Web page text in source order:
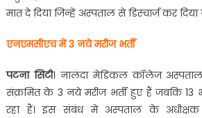
मात दे दिया जिन्हें अस्पताल से डिस्चार्ज कर दिया
एनएमसीएच में 3 नये मरीज भर्ती
पटना सिटी। नालंदा मेडिकल कॉलेज
संक्रमित के 3 नये मरीज भर्ती हुए हैं जबकि 13
रहा हैं। इस संबंध में अस्पताल के अधीक्षक